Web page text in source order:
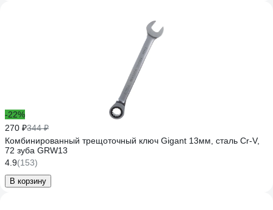
-22%
270 ₽344 ₽
Комбинированный трещоточный ключ Gigant 13мм, сталь Cr-V,
72 зуба GRW13
4.9(153)
В корзину